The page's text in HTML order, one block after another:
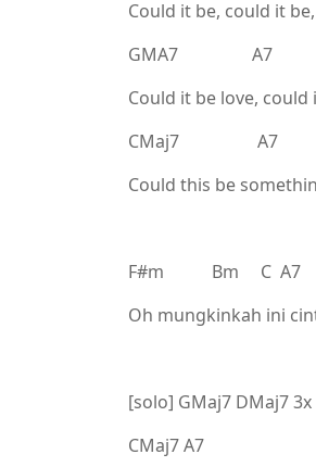
Could it be, could it
GMA7 A7
Could it be love, could
CMaj7 A7
Could this be
F#m Bm C A7
Oh mungkinkah ini
[solo] GMaj7 DMaj7 3x
CMaj7 A7